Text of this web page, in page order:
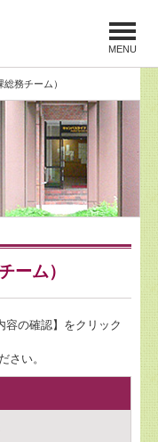
MENU
務チーム）
ーム）
容の確認】をクリック
さい。